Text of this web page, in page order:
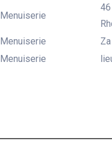
Menuiserie
Menuiserie
Menuiserie